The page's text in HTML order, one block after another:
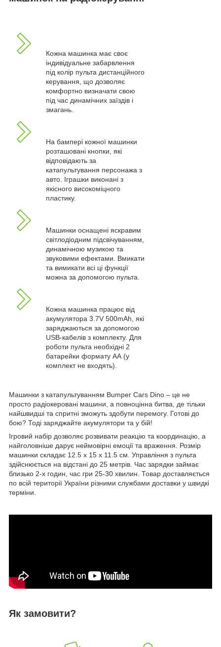
Кожна машинка має своє
індивідуальне забарвлення
під колір пульта дистанційного
керування, що дозволяє
комфортно визначати свою
під час динамічних заїздів і
змагань.
На бампері кожної машинки
розташовані кнопки, які
відповідають за
катапультування персонажа з
авто. Іграшки виконані з
якісного високоміцного
пластику.
Машинки оснащені яскравим
світлодіодним підсвічуванням,
динамічною музикою та
звуковими ефектами. Вмикати
та вимикати всі ці функції
можна за допомогою пульта.
Кожна машинка працює від
акумулятора 3.7V 500mAh, які
заряджаються за допомогою
USB-кабелів з комплекту. Для
роботи пульта необхідні 2
батарейки формату АА (у
комплект не входять).
Машинки з катапультуванням Bumper Cars Dino – це не
просто радіокеровані машини, а повноцінна битва, де тільки
найшвидші та спритні зможуть здобути перемогу. Готові до
бою? Тоді заряджайте акумулятори та у бій!
Ігровий набір дозволяє розвивати реакцію та координацію, а
найголовніше дарує неймовірні емоції та враження. Розмір
машинки складає 12.5 x 15 x 11.5 см. Управління з пульта
здійснюється на відстані до 25 метрів. Час зарядки займає
близько 2-х годин, час гри 25-30 хвилин. Товар доставляється
по всій території України різними службами доставки у швидкі
терміни.
Як замовити?